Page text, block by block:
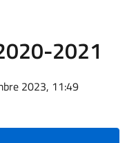
2021
2023, 11:49